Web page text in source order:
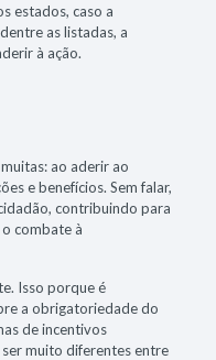
estados, caso a
as listadas, a
à ação.
ao aderir ao
e benefícios. Sem falar,
contribuindo para
combate à
Isso porque é
a obrigatoriedade do
de incentivos
muito diferentes entre